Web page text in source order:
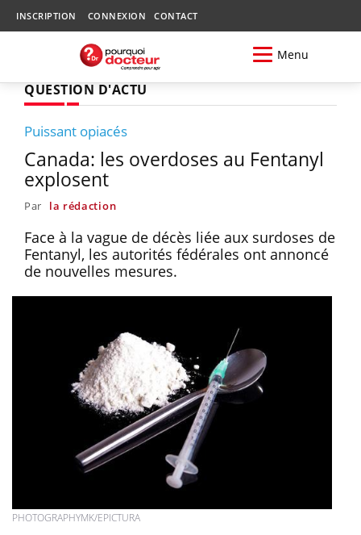
INSCRIPTION CONNEXION CONTACT
Menu
QUESTION D'ACTU
Puissant opiacés
Canada: les overdoses au Fentanyl
explosent
Par la rédaction
Face à la vague de décès liée aux surdoses de
Fentanyl, les autorités fédérales ont annoncé
de nouvelles mesures.
PHOTOGRAPHYMK/EPICTURA